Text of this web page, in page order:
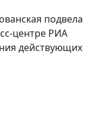
подвела
центре РИА
действующих